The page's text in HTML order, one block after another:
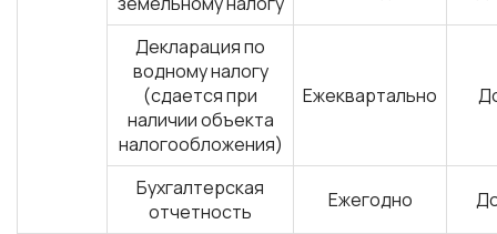
Декларация по
водному налогу
(сдается при
наличии объекта
налогообложения)
Ежеквартально
Бухгалтерская
отчетность
Ежегодно